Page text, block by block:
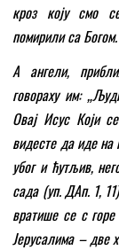
кроз коју смо
помирили са Богом.
А ангели,
говораху им:
Овај Исус Који
видесте да иде на
убог и ћутљив,
сада (уп. ДАп. 1,
вратише се с
Јерусалима – две